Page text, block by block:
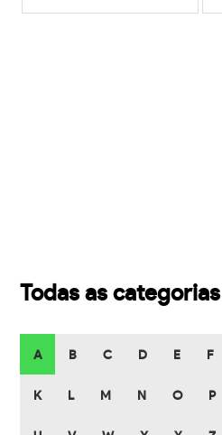
Todas as categorias
A B C D E F
K L M N O P